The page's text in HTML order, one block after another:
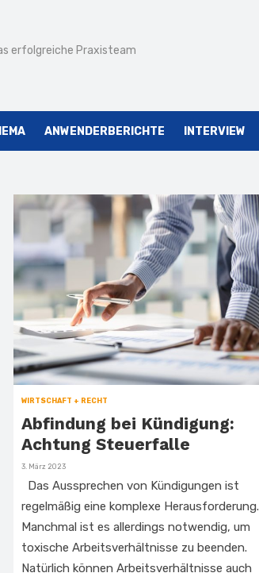
erfolgreiche Praxisteam
ANWENDERBERICHTE INTERVIEW
WIRTSCHAFT + RECHT
Abfindung bei Kündigung:
Achtung Steuerfalle
Veröffentlicht
3. März 2023
Das Aussprechen von Kündigungen ist
regelmäßig eine komplexe Herausforderung.
Manchmal ist es allerdings notwendig, um
toxische Arbeitsverhältnisse zu beenden.
Natürlich können Arbeitsverhältnisse auch